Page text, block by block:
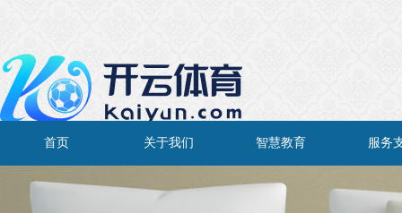
首页 关于我们 智慧教育 服务